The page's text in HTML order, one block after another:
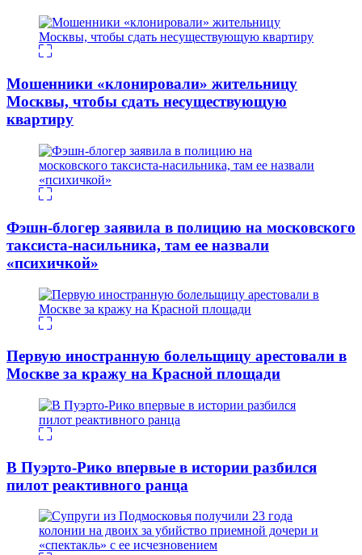
Мошенники «клонировали» жительницу
Москвы, чтобы сдать несуществующую
квартиру
Фэшн-блогер заявила в полицию на московского
таксиста-насильника, там ее назвали
«психичкой»
Первую иностранную болельщицу арестовали в
Москве за кражу на Красной площади
В Пуэрто-Рико впервые в истории разбился
пилот реактивного ранца